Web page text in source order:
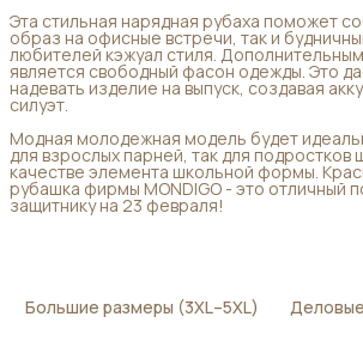
Эта стильная нарядная рубаха поможет
образ на офисные встречи, так и
любителей кэжуал стиля.
является свободный фасон одежды. Это
надевать изделие на выпуск, создавая
силуэт.
Модная молодежная модель будет
для взрослых парней, так для подростков
качестве элемента школьной формы.
рубашка фирмы MONDIGO - это отличный
защитнику на 23 февраля!
Большие размеры (3XL–5XL)